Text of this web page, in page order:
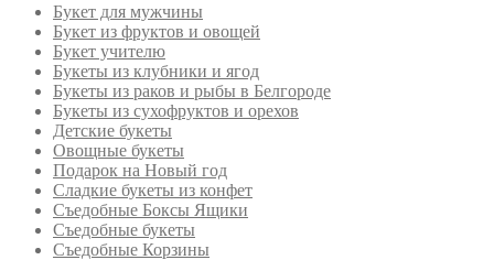
Букет для мужчины
Букет из фруктов и овощей
Букет учителю
Букеты из клубники и ягод
Букеты из раков и рыбы в Белгороде
Букеты из сухофруктов и орехов
Детские букеты
Овощные букеты
Подарок на Новый год
Сладкие букеты из конфет
Съедобные Боксы Ящики
Съедобные букеты
Съедобные Корзины